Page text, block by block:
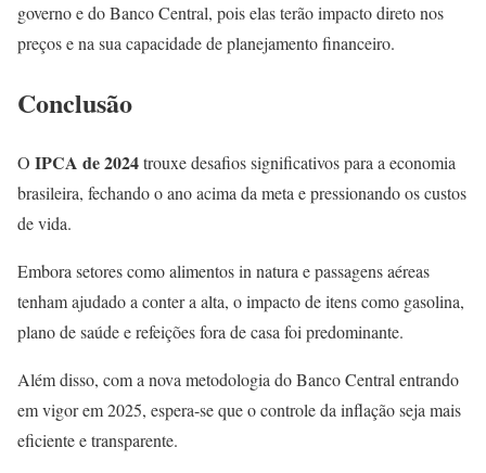
governo e do Banco Central, pois elas terão impacto direto nos
preços e na sua capacidade de planejamento financeiro.
Conclusão
O IPCA de 2024trouxe desafios significativos para a economia
brasileira, fechando o ano acima da meta e pressionando os custos
de vida.
Embora setores como alimentos in natura e passagens aéreas
tenham ajudado a conter a alta, o impacto de itens como gasolina,
plano de saúde e refeições fora de casa foi predominante.
Além disso, com a nova metodologia do Banco Central entrando
em vigor em 2025, espera-se que o controle da inflação seja mais
eficiente e transparente.